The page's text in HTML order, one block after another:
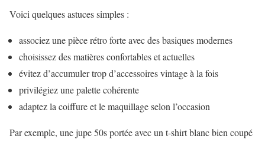
Voici quelques astuces simples :
associez une pièce rétro forte avec des basiques modernes
choisissez des matières confortables et actuelles
évitez d’accumuler trop d’accessoires vintage à la fois
privilégiez une palette cohérente
adaptez la coiffure et le maquillage selon l’occasion
Par exemple, une jupe 50s portée avec un t-shirt blanc bien coupé